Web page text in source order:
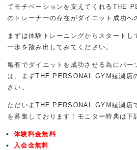
てモチベーションを支えてくれるTHE
のトレーナーの存在がダイエット成功へ
まずは体験トレーニングからスタートし
一歩を踏み出してみてください。
亀有でダイエットを成功させる為にパー
は、まずTHE PERSONAL GYM綾瀬店
さい。
ただいまTHE PERSONAL GYM綾瀬店
を募集しております！モニター特典は下
体験料金無料
入会金無料